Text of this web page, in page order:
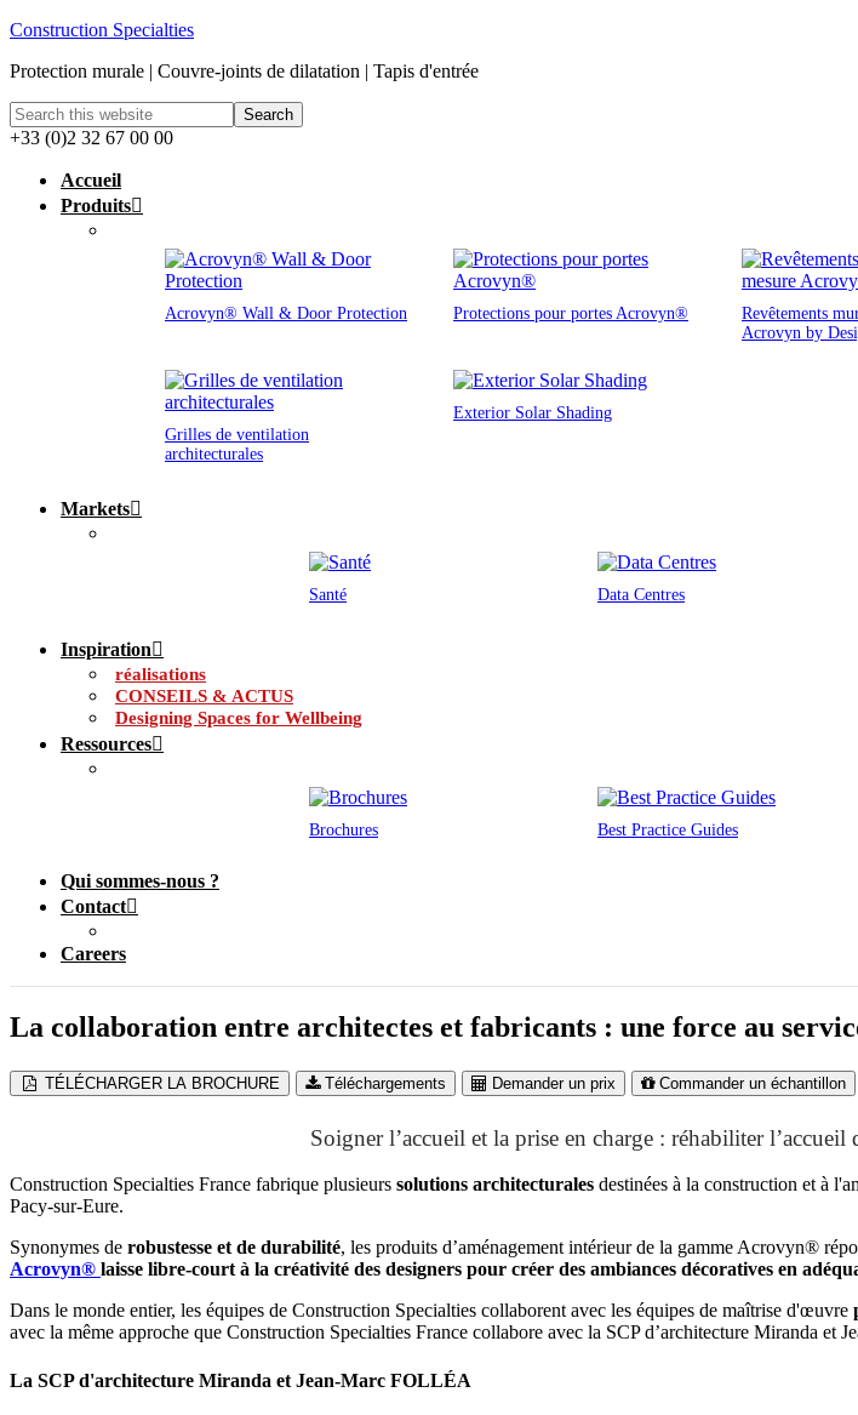
Construction Specialties
Protection murale | Couvre-joints de dilatation | Tapis d'entrée
+33 (0)2 32 67 00 00
Accueil
Produits
Acrovyn® Wall & Door Protection Protections pour portes Acrovyn®
Revêtements
Acrovyn by
Grilles de ventilation
architecturales
Exterior Solar Shading
Markets
Santé Data Centres
Inspiration
réalisations
CONSEILS & ACTUS
Designing Spaces for Wellbeing
Ressources
Brochures Best Practice Guides
Qui sommes-nous ?
Contact
Careers
La collaboration entre architectes et fabricants : une force au
TÉLÉCHARGER LA BROCHURE Téléchargements Demander un prix Commander un échantillon
Soigner l’accueil et la prise en charge : réhabiliter
Construction Specialties France fabrique plusieurs solutions architecturales destinées à la construction et à
Pacy-sur-Eure.
Synonymes de robustesse et de durabilité, les produits d’aménagement intérieur de la gamme Acrovyn®
Acrovyn® laisse libre-court à la créativité des designers pour créer des ambiances décoratives en
Dans le monde entier, les équipes de Construction Specialties collaborent avec les équipes de maîtrise d'œuvre
avec la même approche que Construction Specialties France collabore avec la SCP d’architecture Miranda et
La SCP d'architecture Miranda et Jean-Marc FOLLÉA